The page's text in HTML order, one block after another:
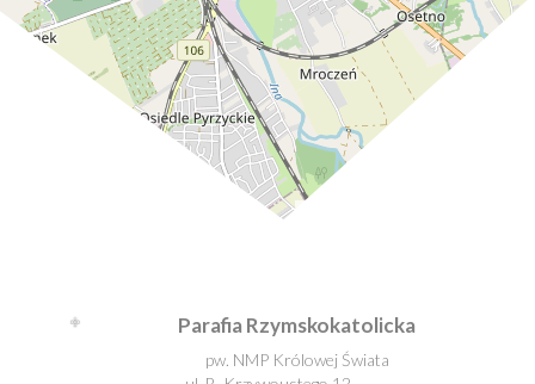
Parafia Rzymskokatolicka
pw. NMP Królowej Świata